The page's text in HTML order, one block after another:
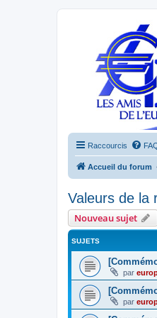
Raccourcis
Accueil du forum
Valeurs de la
Nouveau sujet
SUJETS
par
par